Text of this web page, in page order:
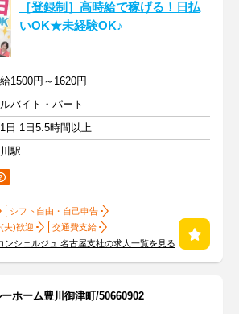
［登録制］高時給で稼げる！日払
いOK★未経験OK♪
1500円～1620円
バイト・パート
日 1日5.5時間以上
駅
シフト自由・自己申告
夫)歓迎
交通費支給
ンシェルジュ 名古屋支社の求人一覧を見る
ホーム豊川御津町/50660902